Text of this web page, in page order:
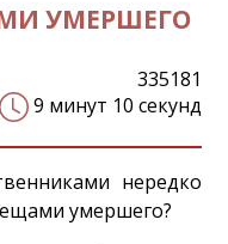
УМЕРШЕГО
335181
9 минут 10 секунд
нередко
умершего?